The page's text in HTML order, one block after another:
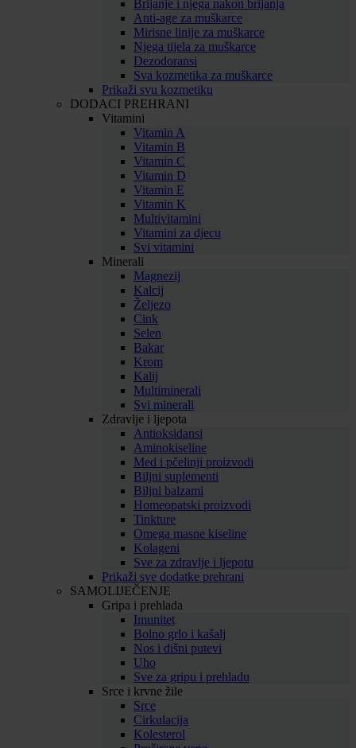
Brijanje i njega nakon brijanja
Anti-age za muškarce
Mirisne linije za muškarce
Njega tijela za muškarce
Dezodoransi
Sva kozmetika za muškarce
Prikaži svu kozmetiku
DODACI PREHRANI
Vitamini
Vitamin A
Vitamin B
Vitamin C
Vitamin D
Vitamin E
Vitamin K
Multivitamini
Vitamini za djecu
Svi vitamini
Minerali
Magnezij
Kalcij
Željezo
Cink
Selen
Bakar
Krom
Kalij
Multiminerali
Svi minerali
Zdravlje i ljepota
Antioksidansi
Aminokiseline
Med i pčelinji proizvodi
Biljni suplementi
Biljni balzami
Homeopatski proizvodi
Tinkture
Omega masne kiseline
Kolageni
Sve za zdravlje i ljepotu
Prikaži sve dodatke prehrani
SAMOLIJEČENJE
Gripa i prehlada
Imunitet
Bolno grlo i kašalj
Nos i dišni putevi
Uho
Sve za gripu i prehladu
Srce i krvne žile
Srce
Cirkulacija
Kolesterol